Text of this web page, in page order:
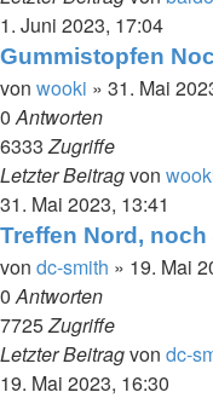
1. Juni 2023, 17:04
Gummistopfen
von wooki » 31. Mai
0Antworten
6333Zugriffe
Letzter Beitragvon
31. Mai 2023, 13:41
Treffen Nord,
von dc-smith » 19. Mai
0Antworten
7725Zugriffe
Letzter Beitragvon dc-
19. Mai 2023, 16:30